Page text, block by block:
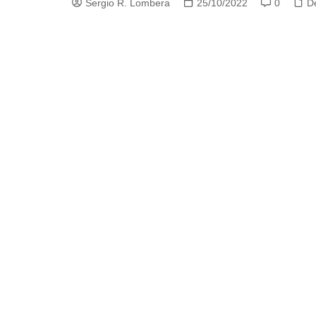
Sergio R. Lombera 25/10/2022 0